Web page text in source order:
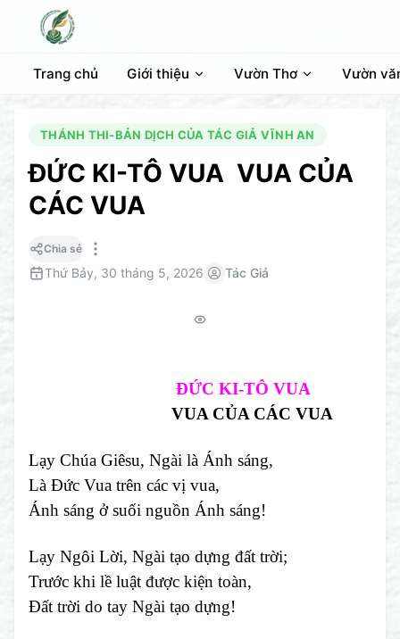
Trang chủ Giới thiệu Vườn Thơ Vườn
THÁNH THI-BẢN DỊCH CỦA TÁC GIẢ VĨNH AN
ĐỨC KI-TÔ VUA VUA CỦA
CÁC VUA
Chia sẻ
Thứ Bảy, 30 tháng 5, 2026 Tác Giả
ĐỨC KI-TÔ VUA
VUA CỦA CÁC VUA
Lạy Chúa Giêsu, Ngài là Ánh sáng,
Là Đức Vua trên các vị vua,
Ánh sáng ở suối nguồn Ánh sáng!
Lạy Ngôi Lời, Ngài tạo dựng đất trời;
Trước khi lề luật được kiện toàn,
Đất trời do tay Ngài tạo dựng!